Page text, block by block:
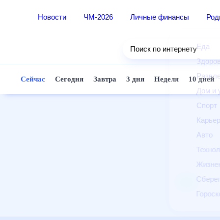
Новости ЧМ-2026 Личные финансы
Еда
Дом
Спорт
Авто
Поиск по интернету
Сейчас Сегодня Завтра 3 дня Неделя 10